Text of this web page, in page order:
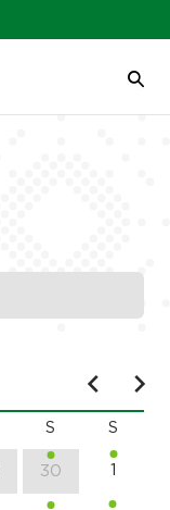
S S
30 1